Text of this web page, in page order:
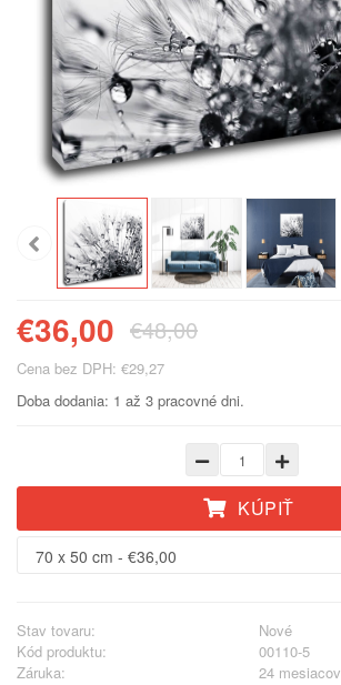
€36,00 €48,00
Cena bez DPH: €29,27
Doba dodania: 1 až 3 pracovné dni.
KÚPIŤ
Stav tovaru:
Nové
Kód produktu:
00110-5
Záruka:
24 mesiacov